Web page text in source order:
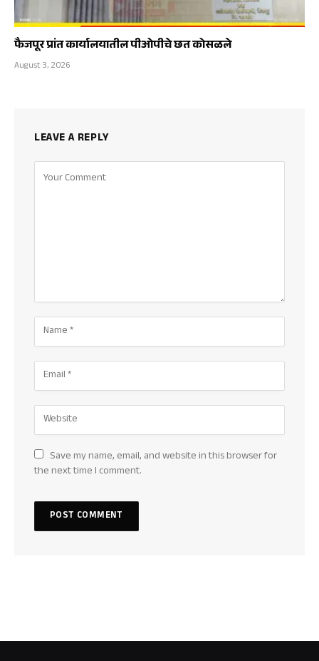
फैजपूर प्रांत कार्यालयातील पीओपीचे छत कोसळले
August 3, 2026
LEAVE A REPLY
Save my name, email, and website in this browser for
the next time I comment.